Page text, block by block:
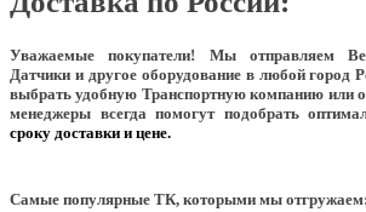
Уважаемые покупатели! Мы отправляем
Датчики и другое оборудование в любой город
выбрать удобную Транспортную компанию или
менеджеры всегда помогут подобрать
сроку доставки и цене.
Самые популярные ТК, которыми мы отгружаем: